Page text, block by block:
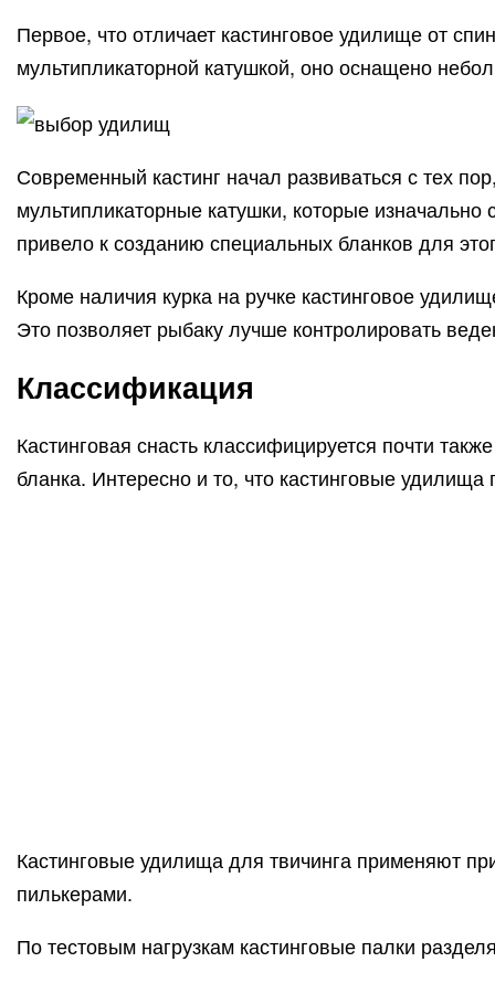
Первое, что отличает кастинговое удилище от
мультипликаторной катушкой, оно оснащено
Современный кастинг начал развиваться с тех
мультипликаторные катушки, которые
привело к созданию специальных бланков для
Кроме наличия курка на ручке кастинговое
Это позволяет рыбаку лучше контролировать
Классификация
Кастинговая снасть классифицируется почти
бланка. Интересно и то, что кастинговые
Кастинговые удилища для твичинга применяют
пилькерами.
По тестовым нагрузкам кастинговые палки